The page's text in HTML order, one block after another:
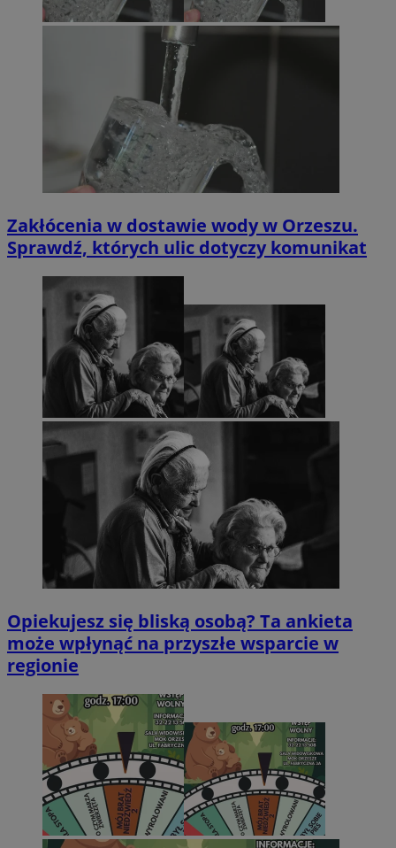
Zakłócenia w dostawie wody w Orzeszu.
Sprawdź, których ulic dotyczy komunikat
Opiekujesz się bliską osobą? Ta ankieta
może wpłynąć na przyszłe wsparcie w
regionie